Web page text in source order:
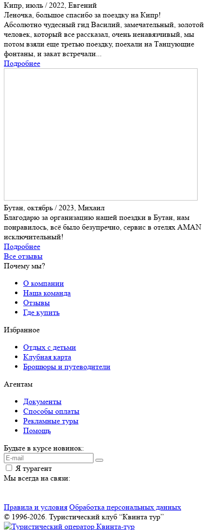
Кипр, июль / 2022, Евгений
Леночка, большое спасибо за поездку на Кипр!
Абсолютно чудесный гид Василий, замечательный, золотой
человек, который все рассказал, очень ненавязчивый, мы
потом взяли еще третью поездку, поехали на Танцующие
фонтаны, и закат встречали...
Подробнее
Бутан, октябрь / 2023, Михаил
Благодарю за организацию нашей поездки в Бутан, нам
понравилось, всё было безупречно, сервис в отелях AMAN
исключительный!
Подробнее
Все отзывы
Почему мы?
О компании
Наша команда
Отзывы
Где купить
Избранное
Отдых с детьми
Клубная карта
Брошюры и путеводители
Агентам
Документы
Способы оплаты
Рекламные туры
Помощь
Будьте в курсе новинок:
Я турагент
Мы всегда на связи:
Правила и условия Обработка персональных данных
© 1996-2026. Туристический клуб “Квинта тур”